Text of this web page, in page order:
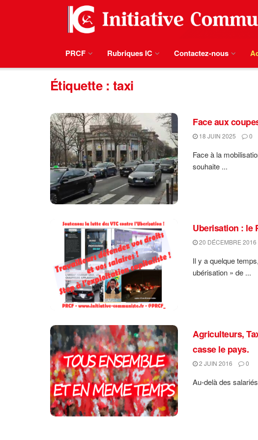
PRCF Rubriques IC Contactez-nous
Étiquette : taxi
Face aux
18 JUIN 2025 0
Face à la
souhaite ...
Uberisation : le
20 DÉCEMBRE 2016
Il y a quelque
ubérisation » de ...
Agriculteurs,
casse le pays.
2 JUIN 2016 0
Au-delà des